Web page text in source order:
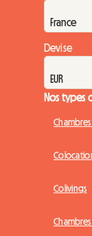
Devise
Nos types
Colivings